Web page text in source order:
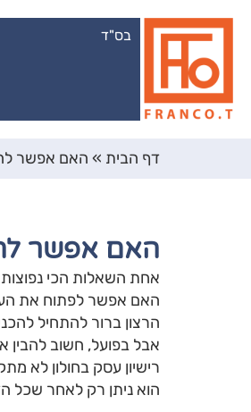
בס"ד
דף הבית » האם אפשר
האם אפשר
אחת השאלות הכי
האם אפשר לפתוח את
הרצון ברור להתחיל
אבל בפועל, חשוב
רישיון עסק בחולון לא
הוא ניתן רק לאחר שכל